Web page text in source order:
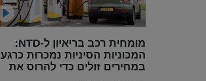
מומחית רכב בריאיון ל-NTD:
המכוניות הסיניות נמכרות כרגע
במחירים זולים כדי להרוס את